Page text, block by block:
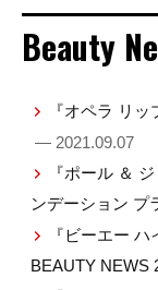
Beauty
『オペラ リ
— 2021.09.07
『ポール ＆
ンデーション
『ビーエー
BEAUTY NEWS